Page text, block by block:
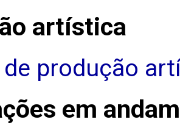
artística
produção
em